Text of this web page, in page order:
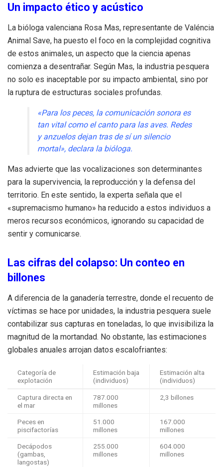
Un impacto ético y acústico
La bióloga valenciana Rosa Mas, representante de Valéncia
Animal Save, ha puesto el foco en la complejidad cognitiva
de estos animales, un aspecto que la ciencia apenas
comienza a desentrañar. Según Mas, la industria pesquera
no solo es inaceptable por su impacto ambiental, sino por
la ruptura de estructuras sociales profundas.
«Para los peces, la comunicación sonora es
tan vital como el canto para las aves. Redes
y anzuelos dejan tras de sí un silencio
mortal», declara la bióloga.
Mas advierte que las vocalizaciones son determinantes
para la supervivencia, la reproducción y la defensa del
territorio. En este sentido, la experta señala que el
«supremacismo humano» ha reducido a estos individuos a
meros recursos económicos, ignorando su capacidad de
sentir y comunicarse.
Las cifras del colapso: Un conteo en
billones
A diferencia de la ganadería terrestre, donde el recuento de
víctimas se hace por unidades, la industria pesquera suele
contabilizar sus capturas en toneladas, lo que invisibiliza la
magnitud de la mortandad. No obstante, las estimaciones
globales anuales arrojan datos escalofriantes:
Categoría de
explotación
Estimación baja
(individuos)
Estimación alta
(individuos)
Captura directa en
el mar
787.000
millones
2,3 billones
Peces en
piscifactorías
51.000
millones
167.000
millones
Decápodos
(gambas,
langostas)
255.000
millones
604.000
millones